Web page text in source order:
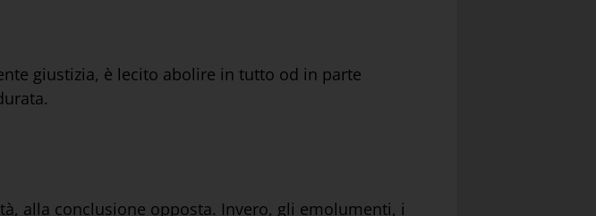
giustizia, è lecito abolire in tutto od in parte
alla conclusione opposta. Invero, gli emolumenti, i